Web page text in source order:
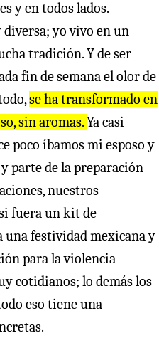
y en todos lados.
yo vivo en un
tradición. Y de ser
fin de semana el olor de
se ha transformado en
sin aromas.Ya casi
poco íbamos mi esposo y
parte de la preparación
nuestros
fuera un kit de
una festividad mexicana y
para la violencia
cotidianos; lo demás los
eso tiene una